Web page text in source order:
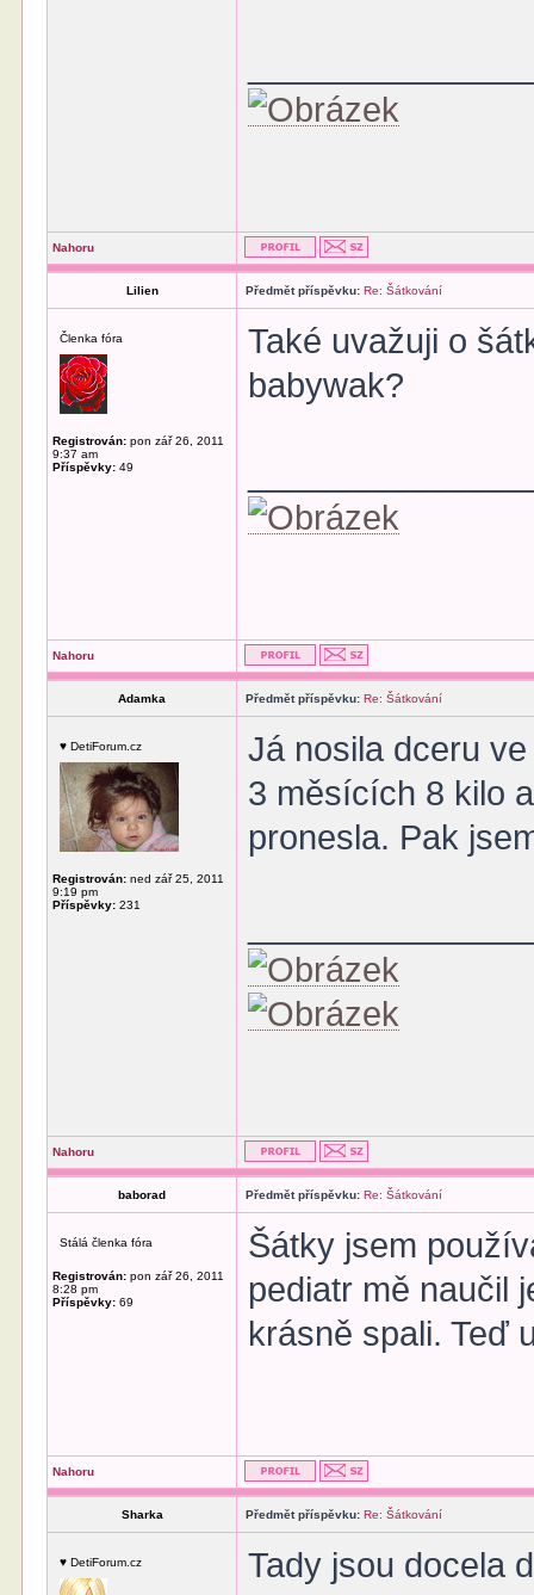
Nahoru
Lilien Předmět příspěvku: Re: Šátkování
Členka fóra
Registrován: pon zář 26, 2011
9:37 am
Příspěvky: 49
Také uvažuji o
babywak?
Nahoru
Adamka Předmět příspěvku: Re: Šátkování
♥ DetiForum.cz
Registrován: ned zář 25, 2011
9:19 pm
Příspěvky: 231
Já nosila dceru
3 měsících 8 kilo
pronesla. Pak
Nahoru
baborad Předmět příspěvku: Re: Šátkování
Stálá členka fóra
Registrován: pon zář 26, 2011
8:28 pm
Příspěvky: 69
Šátky jsem
pediatr mě naučil
krásně spali. Teď
Nahoru
Sharka Předmět příspěvku: Re: Šátkování
♥ DetiForum.cz
Tady jsou docela